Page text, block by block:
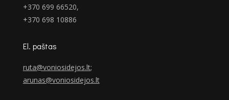
+370 699 66520,
+370 698 10886
El. paštas
ruta@voniosidejos.lt;
arunas@voniosidejos.lt